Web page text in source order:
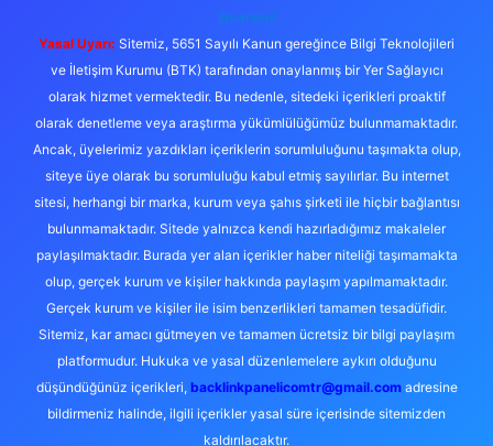
@karabul
Yasal Uyarı: Sitemiz, 5651 Sayılı Kanun gereğince Bilgi Teknolojileri
ve İletişim Kurumu (BTK) tarafından onaylanmış bir Yer Sağlayıcı
olarak hizmet vermektedir. Bu nedenle, sitedeki içerikleri proaktif
olarak denetleme veya araştırma yükümlülüğümüz bulunmamaktadır.
Ancak, üyelerimiz yazdıkları içeriklerin sorumluluğunu taşımakta olup,
siteye üye olarak bu sorumluluğu kabul etmiş sayılırlar. Bu internet
sitesi, herhangi bir marka, kurum veya şahıs şirketi ile hiçbir bağlantısı
bulunmamaktadır. Sitede yalnızca kendi hazırladığımız makaleler
paylaşılmaktadır. Burada yer alan içerikler haber niteliği taşımamakta
olup, gerçek kurum ve kişiler hakkında paylaşım yapılmamaktadır.
Gerçek kurum ve kişiler ile isim benzerlikleri tamamen tesadüfidir.
Sitemiz, kar amacı gütmeyen ve tamamen ücretsiz bir bilgi paylaşım
platformudur. Hukuka ve yasal düzenlemelere aykırı olduğunu
düşündüğünüz içerikleri, backlinkpanelicomtr@gmail.comadresine
bildirmeniz halinde, ilgili içerikler yasal süre içerisinde sitemizden
kaldırılacaktır.